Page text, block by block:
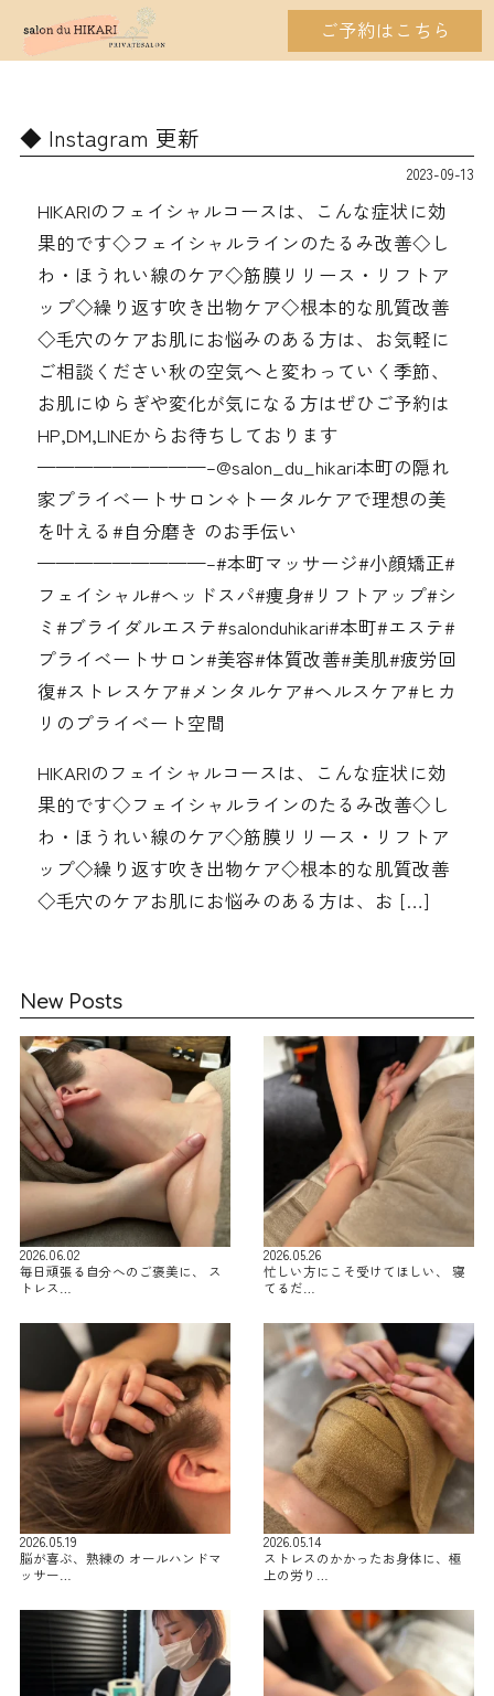
ご予約はこちら
Instagram 更新
2023-09-13
HIKARIのフェイシャルコースは、こんな症状に効
果的です◇フェイシャルラインのたるみ改善◇し
わ・ほうれい線のケア◇筋膜リリース・リフトア
ップ◇繰り返す吹き出物ケア◇根本的な肌質改善
◇毛穴のケアお肌にお悩みのある方は、お気軽に
ご相談ください秋の空気へと変わっていく季節、
お肌にゆらぎや変化が気になる方はぜひご予約は
HP,DM,LINEからお待ちしております
—————————–@salon_du_hikari本町の隠れ
家プライベートサロン✧︎トータルケアで理想の美
を叶える#自分磨き のお手伝い
—————————–#本町マッサージ#小顔矯正#
フェイシャル#ヘッドスパ#痩身#リフトアップ#シ
ミ#ブライダルエステ#salonduhikari#本町#エステ#
プライベートサロン#美容#体質改善#美肌#疲労回
復#ストレスケア#メンタルケア#ヘルスケア#ヒカ
リのプライベート空間
HIKARIのフェイシャルコースは、こんな症状に効
果的です◇フェイシャルラインのたるみ改善◇し
わ・ほうれい線のケア◇筋膜リリース・リフトア
ップ◇繰り返す吹き出物ケア◇根本的な肌質改善
◇毛穴のケアお肌にお悩みのある方は、お […]
New Posts
2026.06.02
毎日頑張る自分へのご褒美に、 ス
トレス…
2026.05.26
忙しい方にこそ受けてほしい、 寝
てるだ…
2026.05.19
脳が喜ぶ、熟練の オールハンドマ
ッサー…
2026.05.14
ストレスのかかったお身体に、極
上の労り…